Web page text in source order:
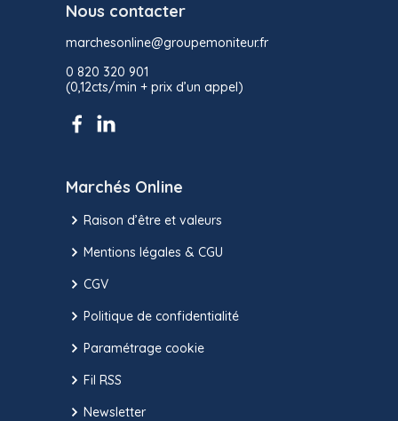
Nous contacter
marchesonline@groupemoniteur.fr
0 820 320 901
(0,12cts/min + prix d’un appel)
Marchés Online
Raison d’être et valeurs
Mentions légales & CGU
CGV
Politique de confidentialité
Paramétrage cookie
Fil RSS
Newsletter